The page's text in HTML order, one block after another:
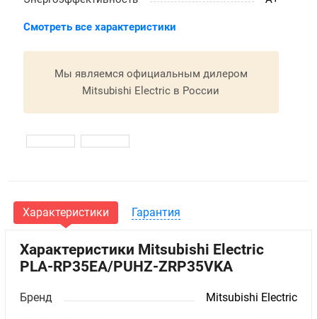
Смотреть все характеристики
Мы являемся официальным дилером
Mitsubishi Electric в России
Характеристики Гарантия
Характеристики Mitsubishi Electric
PLA-RP35EA/PUHZ-ZRP35VKA
Бренд Mitsubishi Electric